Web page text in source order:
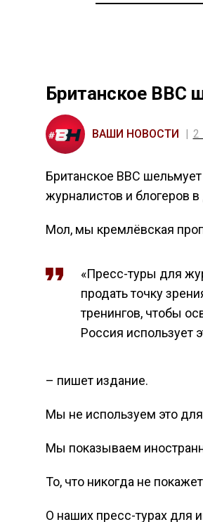
Британское BBC
ВАШИ НОВОСТИ 2
Британское BBC
журналистов и блогеров
Мол, мы кремлёвская
«Пресс-туры для
продать точку
тренингов, чтобы
Россия использует
– пишет издание.
Мы не используем это
Мы показываем
То, что никогда не
О наших пресс-турах для